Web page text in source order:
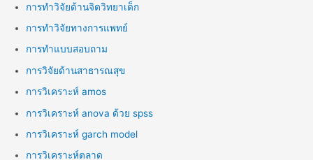
การทำวิจัยด้านจิตวิทยาเด็ก
การทำวิจัยทางการแพทย์
การทำแบบสอบถาม
การวิจัยด้านสาธารณสุข
การวิเคราะห์ amos
การวิเคราะห์ anova ด้วย spss
การวิเคราะห์ garch model
การวิเคราะห์ตลาด